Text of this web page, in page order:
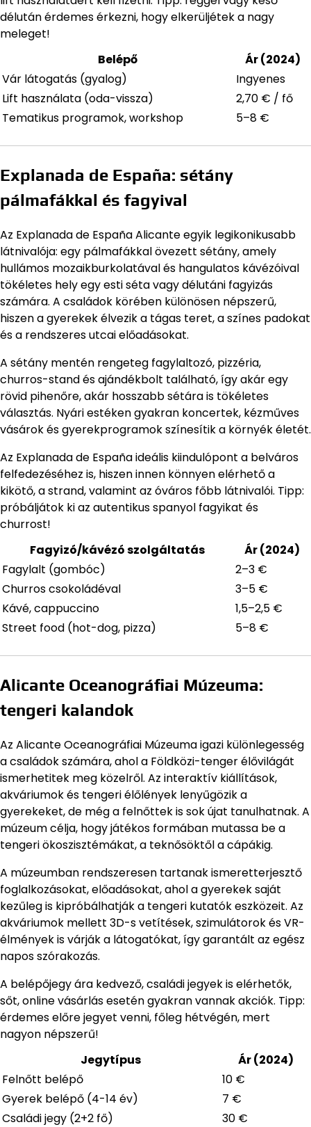
délután érdemes érkezni, hogy elkerüljétek a nagy
meleget!
Belépő
Ár (2024)
Vár látogatás (gyalog)
Ingyenes
Lift használata (oda-vissza)
2,70 € / fő
Tematikus programok, workshop
5–8 €
Explanada de España: sétány
pálmafákkal és fagyival
Az Explanada de España Alicante egyik legikonikusabb
látnivalója: egy pálmafákkal övezett sétány, amely
hullámos mozaikburkolatával és hangulatos kávézóival
tökéletes hely egy esti séta vagy délutáni fagyizás
számára. A családok körében különösen népszerű,
hiszen a gyerekek élvezik a tágas teret, a színes padokat
és a rendszeres utcai előadásokat.
A sétány mentén rengeteg fagylaltozó, pizzéria,
churros-stand és ajándékbolt található, így akár egy
rövid pihenőre, akár hosszabb sétára is tökéletes
választás. Nyári estéken gyakran koncertek, kézműves
vásárok és gyerekprogramok színesítik a környék életét.
Az Explanada de España ideális kiindulópont a belváros
felfedezéséhez is, hiszen innen könnyen elérhető a
kikötő, a strand, valamint az óváros főbb látnivalói. Tipp:
próbáljátok ki az autentikus spanyol fagyikat és
churrost!
Fagyizó/kávézó szolgáltatás
Ár (2024)
Fagylalt (gombóc)
2–3 €
Churros csokoládéval
3–5 €
Kávé, cappuccino
1,5–2,5 €
Street food (hot-dog, pizza)
5–8 €
Alicante Oceanográfiai Múzeuma:
tengeri kalandok
Az Alicante Oceanográfiai Múzeuma igazi különlegesség
a családok számára, ahol a Földközi-tenger élővilágát
ismerhetitek meg közelről. Az interaktív kiállítások,
akváriumok és tengeri élőlények lenyűgözik a
gyerekeket, de még a felnőttek is sok újat tanulhatnak. A
múzeum célja, hogy játékos formában mutassa be a
tengeri ökoszisztémákat, a teknősöktől a cápákig.
A múzeumban rendszeresen tartanak ismeretterjesztő
foglalkozásokat, előadásokat, ahol a gyerekek saját
kezűleg is kipróbálhatják a tengeri kutatók eszközeit. Az
akváriumok mellett 3D-s vetítések, szimulátorok és VR-
élmények is várják a látogatókat, így garantált az egész
napos szórakozás.
A belépőjegy ára kedvező, családi jegyek is elérhetők,
sőt, online vásárlás esetén gyakran vannak akciók. Tipp:
érdemes előre jegyet venni, főleg hétvégén, mert
nagyon népszerű!
Jegytípus
Ár (2024)
Felnőtt belépő
10 €
Gyerek belépő (4-14 év)
7 €
Családi jegy (2+2 fő)
30 €